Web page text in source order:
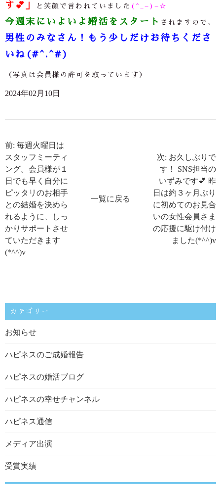
す 💕 」 と笑顔で言われていました (^_−)−☆
今週末にいよいよ婚活をスタート されますので、
男性のみなさん！もう少しだけお待ちくださ
いね(#^.^#)
（写真は会員様の許可を取っています）
2024年02月10日
前: 毎週火曜日は
スタッフミーティ
ング。会員様が１
日でも早く自分に
ピッタリのお相手
との結婚を決めら
れるように、しっ
かりサポートさせ
ていただきます
(*^^)v
一覧に戻る
次: お久しぶりで
す！ SNS担当の
いずみです💕 昨
日は約３ヶ月ぶり
に初めてのお見合
いの女性会員さま
の応援に駆け付け
ました(*^^)v
カテゴリー
お知らせ
ハピネスのご成婚報告
ハピネスの婚活ブログ
ハピネスの幸せチャンネル
ハピネス通信
メディア出演
受賞実績